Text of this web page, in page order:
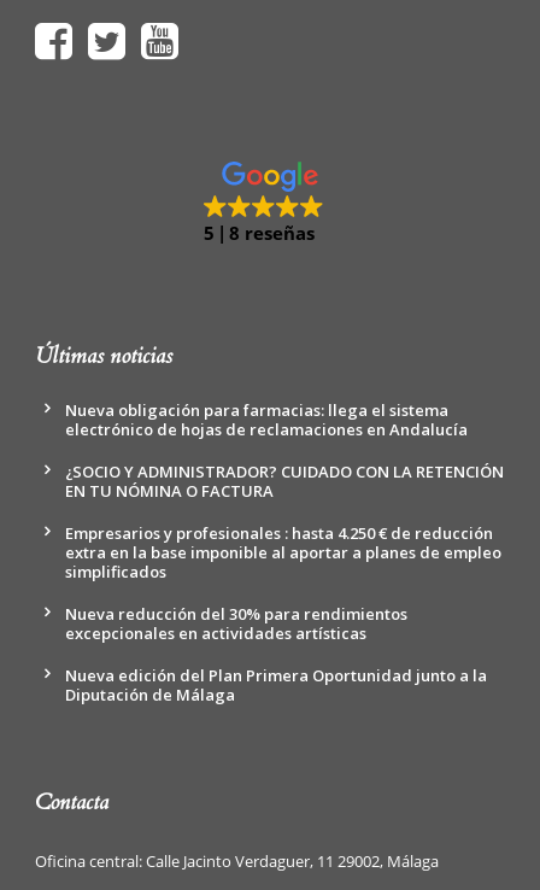
5 8 reseñas
Últimas noticias
Nueva obligación para farmacias: llega el sistema
electrónico de hojas de reclamaciones en Andalucía
¿SOCIO Y ADMINISTRADOR? CUIDADO CON LA RETENCIÓN
EN TU NÓMINA O FACTURA
Empresarios y profesionales : hasta 4.250 € de reducción
extra en la base imponible al aportar a planes de empleo
simplificados
Nueva reducción del 30% para rendimientos
excepcionales en actividades artísticas
Nueva edición del Plan Primera Oportunidad junto a la
Diputación de Málaga
Contacta
Oficina central: Calle Jacinto Verdaguer, 11 29002, Málaga